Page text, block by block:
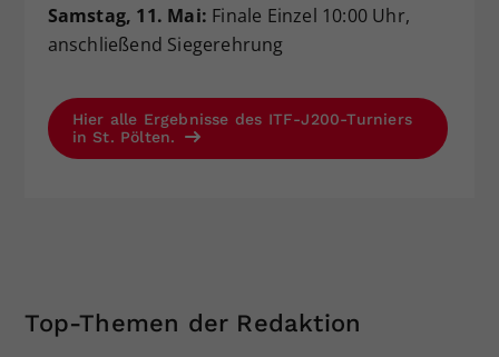
Samstag, 11. Mai: Finale Einzel 10:00 Uhr,
anschließend Siegerehrung
Hier alle Ergebnisse des ITF-J200-Turniers
in St. Pölten.
Top-Themen der Redaktion